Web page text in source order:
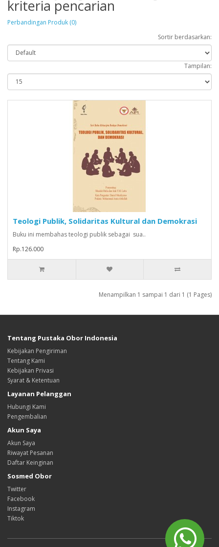
kriteria pencarian
Perbandingan Produk (0)
Sortir berdasarkan:
Tampilan:
Teologi Publik, Solidaritas Kultural dan Demokrasi
Buku ini membahas teologi publik sebagai sua..
Rp.126.000
Menampilkan 1 sampai 1 dari 1 (1 Pages)
Tentang Pustaka Obor Indonesia
Kebijakan Pengiriman
Tentang Kami
Kebijakan Privasi
Syarat & Ketentuan
Layanan Pelanggan
Hubungi Kami
Pengembalian
Akun Saya
Akun Saya
Riwayat Pesanan
Daftar Keinginan
Sosmed Obor
Twitter
Facebook
Instagram
Tiktok